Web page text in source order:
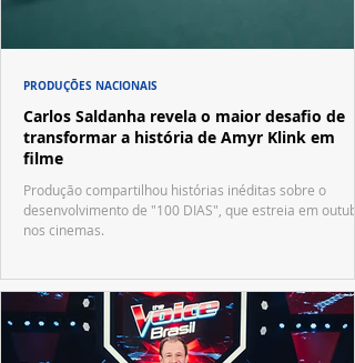
Carlos Saldanha revela o maior desafio de
transformar a história de Amyr Klink em
filme
Produção compartilhou histórias inéditas sobre o
desenvolvimento de "100 DIAS", que estreia em
nos cinemas.
PRODUÇÕES NACIONAIS